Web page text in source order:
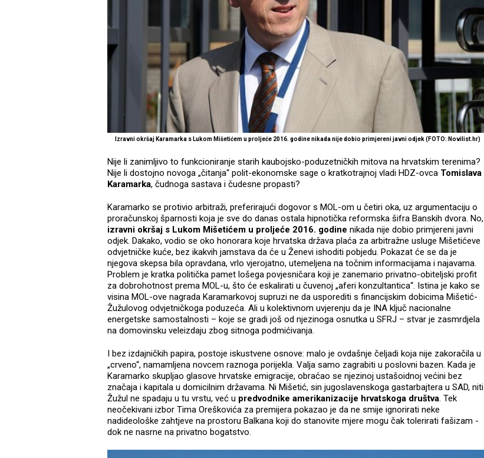
Izravni okršaj Karamarka s Lukom Mišetićem u proljeće 2016. godine nikada nije dobio primjereni javni odjek (FOTO: Novilist.hr)
Nije li zanimljivo to funkcioniranje starih kaubojsko-poduzetničkih mitova na hrvatskim terenima?
Nije li dostojno novoga „čitanja“ polit-ekonomske sage o kratkotrajnoj vladi HDZ-ovca Tomislava
Karamarka, čudnoga sastava i čudesne propasti?
Karamarko se protivio arbitraži, preferirajući dogovor s MOL-om u četiri oka, uz argumentaciju o
proračunskoj šparnosti koja je sve do danas ostala hipnotička reformska šifra Banskih dvora. No,
izravni okršaj s Lukom Mišetićem u proljeće 2016. godine nikada nije dobio primjereni javni
odjek. Dakako, vodio se oko honorara koje hrvatska država plaća za arbitražne usluge Mišetićeve
odvjetničke kuće, bez ikakvih jamstava da će u Ženevi ishoditi pobjedu. Pokazat će se da je
njegova skepsa bila opravdana, vrlo vjerojatno, utemeljena na točnim informacijama i najavama.
Problem je kratka politička pamet lošega povjesničara koji je zanemario privatno-obiteljski profit
za dobrohotnost prema MOL-u, što će eskalirati u čuvenoj „aferi konzultantica“. Istina je kako se
visina MOL-ove nagrada Karamarkovoj supruzi ne da usporediti s financijskim dobicima Mišetić-
Žužulovog odvjetničkoga poduzeća. Ali u kolektivnom uvjerenju da je INA ključ nacionalne
energetske samostalnosti – koje se gradi još od njezinoga osnutka u SFRJ – stvar je zasmrdjela
na domovinsku veleizdaju zbog sitnoga podmićivanja.
I bez izdajničkih papira, postoje iskustvene osnove: malo je ovdašnje čeljadi koja nije zakoračila u
„crveno“, namamljena novcem raznoga porijekla. Valja samo zagrabiti u poslovni bazen. Kada je
Karamarko skupljao glasove hrvatske emigracije, obraćao se njezinoj ustašoidnoj većini bez
značaja i kapitala u domicilnim državama. Ni Mišetić, sin jugoslavenskoga gastarbajtera u SAD, niti
Žužul ne spadaju u tu vrstu, već u predvodnike amerikanizacije hrvatskoga društva. Tek
neočekivani izbor Tima Oreškovića za premijera pokazao je da ne smije ignorirati neke
nadideološke zahtjeve na prostoru Balkana koji do stanovite mjere mogu čak tolerirati fašizam -
dok ne nasrne na privatno bogatstvo.